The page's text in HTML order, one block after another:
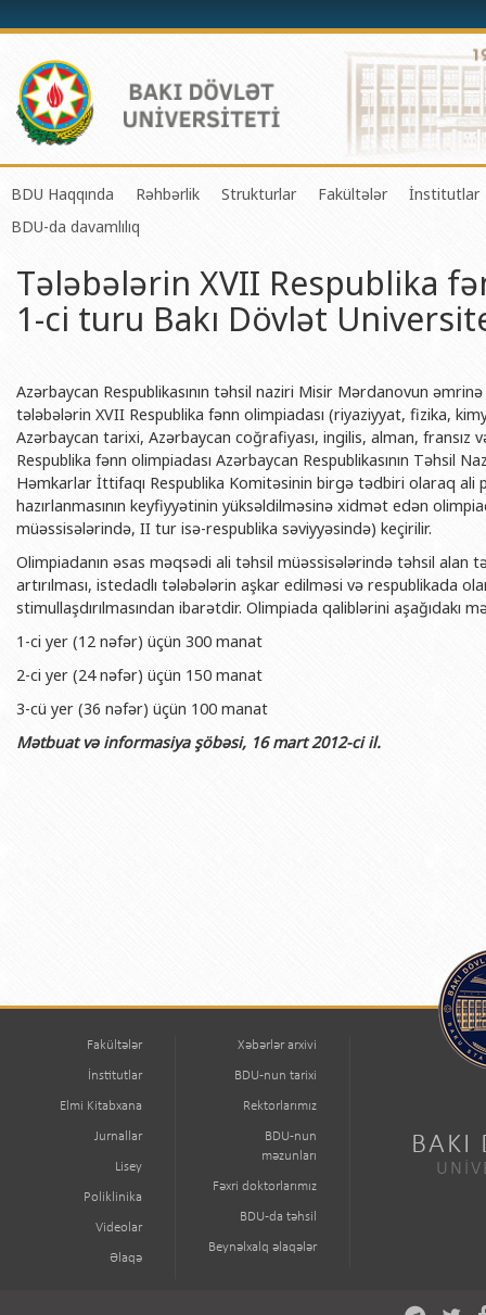
BDU Haqqında
BDU-nun tarixi
BDU-nun Missiya və Strateji inkişaf planı
BDU-nun İnkişaf Proqramı (2014-2020)
BDU-nun üzv olduğu beynəlxalq təşkilatlar
BDU-nun qrant layihələri
Rektorlarımız
BDU-nun məzunları
Fəxri doktorlarımız
BDU-da təhsil
BDU-da tədris olunan ixtisaslar
Universitet tarixinin ən mühüm hadisələri
Rəhbərlik
Prorektorlar
Elmi Şura
Həmkarlar İttifaqı Komitəsi
Tədris Metodiki Şura
Strukturlar
Elmi fəaliyyətin təşkili və
Informasiya Texnologiyaları
Xarici tələbələrlə iş şöbəsi
İctimaiyyətlə əlaqələr və
Humanitar məsələlər və gənclər
İnsan resursları və hüquq şöbəsi
Sənədlər və Müraciətlərlə iş
Maliyyə və təminat Departamenti
Keyfiyyətin təminatı, monitorinq
Psixoloji Yardım Sektoru
Mədəniyyət-yaradıcılıq Mərkəzi
Fakültələr
Tətbiqi riyaziyyat
Fizika fakültəsi
Biologiya fakültəsi
Ekologiya və
Coğrafiya fakültəsi
Geologiya fakültəsi
Filologiya fakültəsi
Tarix fakültəsi
Beynəlxalq
İnstitutlar
Tətbiqi
Şəxsi
BDU-da davamlılıq
Tələbələrin XVII Respublika
1-ci turu Bakı Dövlət
Azərbaycan Respublikasının təhsil naziri Misir Mərdanovun
tələbələrin XVII Respublika fənn olimpiadası (riyaziyyat, fizika,
Azərbaycan tarixi, Azərbaycan coğrafiyası, ingilis, alman, fransız
Respublika fənn olimpiadası Azərbaycan Respublikasının Təhsil
Həmkarlar İttifaqı Respublika Komitəsinin birgə tədbiri olaraq ali
hazırlanmasının keyfiyyətinin yüksəldilməsinə xidmət edən
müəssisələrində, II tur isə-respublika səviyyəsində) keçirilir.
Olimpiadanın əsas məqsədi ali təhsil müəssisələrində təhsil alan
artırılması, istedadlı tələbələrin aşkar edilməsi və respublikada
stimullaşdırılmasından ibarətdir. Olimpiada qaliblərini aşağıdakı
1-ci yer (12 nəfər) üçün 300 manat
2-ci yer (24 nəfər) üçün 150 manat
3-cü yer (36 nəfər) üçün 100 manat
Mətbuat və informasiya şöbəsi, 16 mart 2012-ci il.
Fakültələr
İnstitutlar
Elmi Kitabxana
Jurnallar
Lisey
Poliklinika
Videolar
Əlaqə
Xəbərlər arxivi
BDU-nun tarixi
Rektorlarımız
BDU-nun
məzunları
Fəxri doktorlarımız
BDU-da təhsil
Beynəlxalq əlaqələr
BAKI